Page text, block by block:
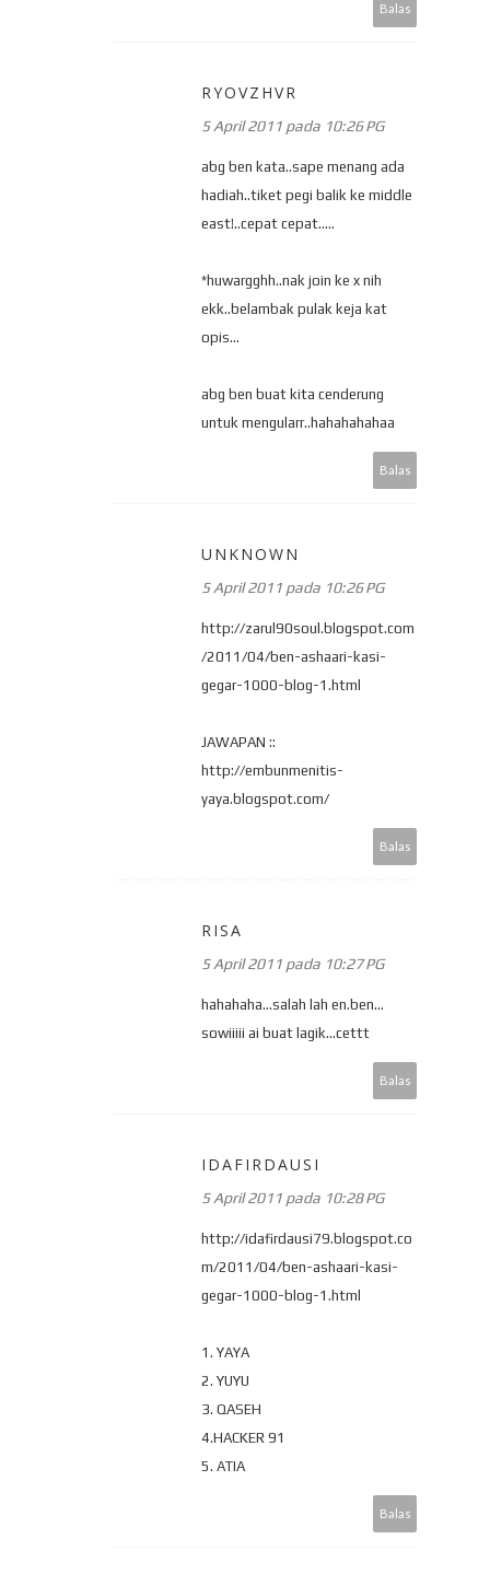
Balas
RYOVZHVR
5 April 2011 pada 10:26 PG
abg ben kata..sape menang ada
hadiah..tiket pegi balik ke middle
east!..cepat cepat.....
*huwargghh..nak join ke x nih
ekk..belambak pulak keja kat
opis...
abg ben buat kita cenderung
untuk mengularr..hahahahahaa
Balas
UNKNOWN
5 April 2011 pada 10:26 PG
http://zarul90soul.blogspot.com
/2011/04/ben-ashaari-kasi-
gegar-1000-blog-1.html
JAWAPAN ::
http://embunmenitis-
yaya.blogspot.com/
Balas
RISA
5 April 2011 pada 10:27 PG
hahahaha...salah lah en.ben...
sowiiiii ai buat lagik...cettt
Balas
IDAFIRDAUSI
5 April 2011 pada 10:28 PG
http://idafirdausi79.blogspot.co
m/2011/04/ben-ashaari-kasi-
gegar-1000-blog-1.html
1. YAYA
2. YUYU
3. QASEH
4.HACKER 91
5. ATIA
Balas